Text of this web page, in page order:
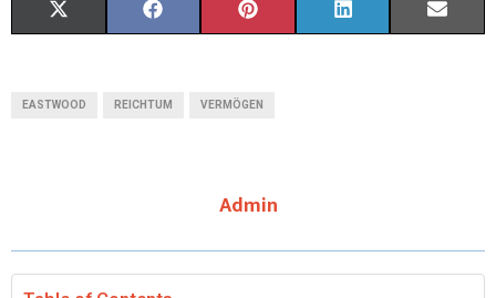
T
E
O
R
E I
EASTWOOD REICHTUM VERMÖGEN
Admin